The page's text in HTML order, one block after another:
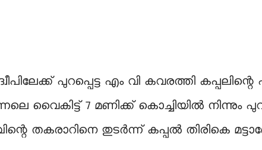
പുറപ്പെട്ട എം വി കവരത്തി
വൈകിട്ട് 7 മണിക്ക് കൊച്ചിയിൽ നിന്നും
തകരാറിനെ തുടർന്ന് കപ്പൽ തിരികെ